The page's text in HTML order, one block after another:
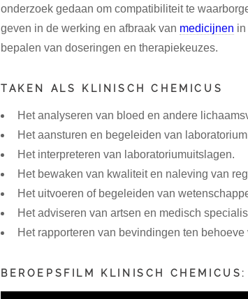
onderzoek gedaan om compatibiliteit te
geven in de werking en afbraak van medicijnen
bepalen van doseringen en therapiekeuzes.
TAKEN ALS KLINISCH CHEMICUS
Het analyseren van bloed en andere
Het aansturen en begeleiden van
Het interpreteren van laboratoriumuitslagen.
Het bewaken van kwaliteit en naleving van
Het uitvoeren of begeleiden van
Het adviseren van artsen en medisch
Het rapporteren van bevindingen ten
BEROEPSFILM KLINISCH CHEMICUS: